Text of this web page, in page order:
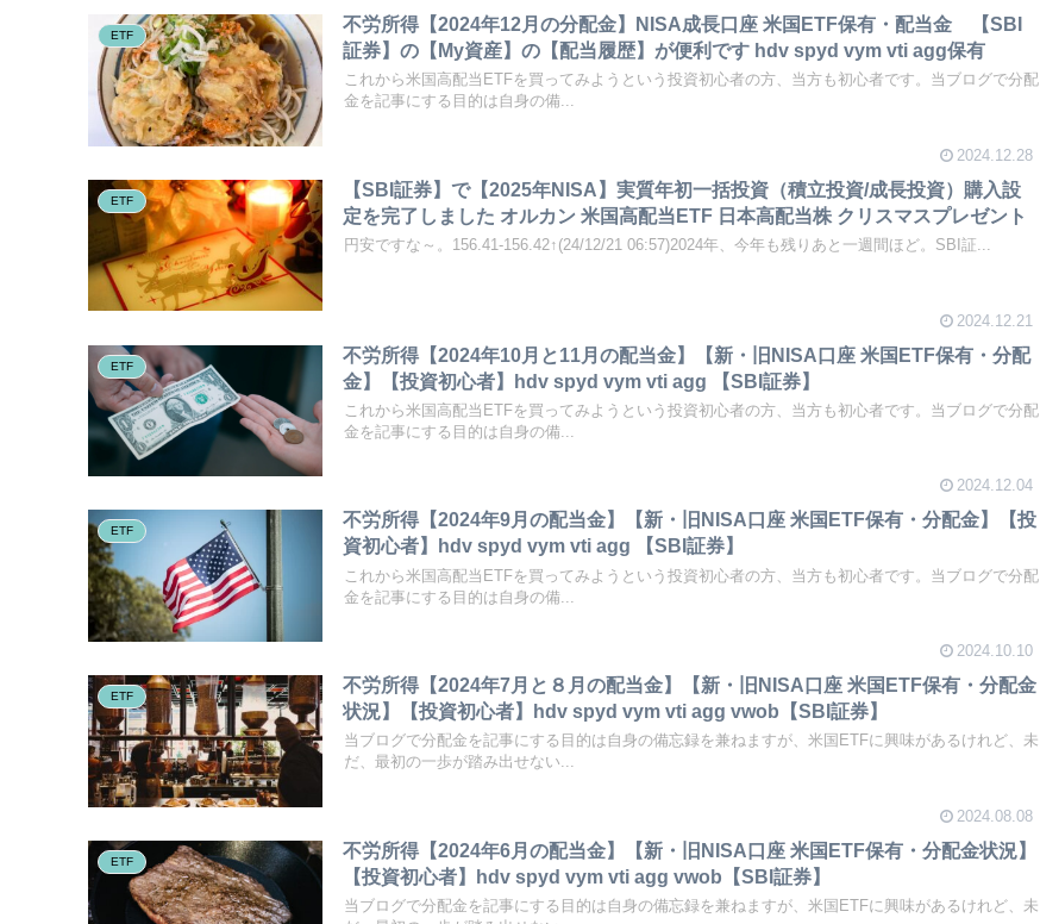
ETF
不労所得【2024年12月の分配金】NISA成長口座 米国ETF保有・配当金 【SBI
証券】の【My資産】の【配当履歴】が便利です hdv spyd vym vti agg保有
これから米国高配当ETFを買ってみようという投資初心者の方、当方も初心者です。当ブログで分配
金を記事にする目的は自身の備...
2024.12.28
ETF
【SBI証券】で【2025年NISA】実質年初一括投資（積立投資/成長投資）購入設
定を完了しました オルカン 米国高配当ETF 日本高配当株 クリスマスプレゼント
円安ですな～。156.41-156.42↑(24/12/21 06:57)2024年、今年も残りあと一週間ほど。SBI証...
2024.12.21
ETF
不労所得【2024年10月と11月の配当金】【新・旧NISA口座 米国ETF保有・分配
金】【投資初心者】hdv spyd vym vti agg 【SBI証券】
これから米国高配当ETFを買ってみようという投資初心者の方、当方も初心者です。当ブログで分配
金を記事にする目的は自身の備...
2024.12.04
ETF
不労所得【2024年9月の配当金】【新・旧NISA口座 米国ETF保有・分配金】【投
資初心者】hdv spyd vym vti agg 【SBI証券】
これから米国高配当ETFを買ってみようという投資初心者の方、当方も初心者です。当ブログで分配
金を記事にする目的は自身の備...
2024.10.10
ETF
不労所得【2024年7月と８月の配当金】【新・旧NISA口座 米国ETF保有・分配金
状況】【投資初心者】hdv spyd vym vti agg vwob【SBI証券】
当ブログで分配金を記事にする目的は自身の備忘録を兼ねますが、米国ETFに興味があるけれど、未
だ、最初の一歩が踏み出せない...
2024.08.08
ETF
不労所得【2024年6月の配当金】【新・旧NISA口座 米国ETF保有・分配金状況】
【投資初心者】hdv spyd vym vti agg vwob【SBI証券】
当ブログで分配金を記事にする目的は自身の備忘録を兼ねますが、米国ETFに興味があるけれど、未